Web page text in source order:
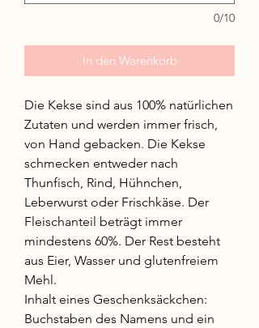
0/10
In den Warenkorb
Die Kekse sind aus 100% natürlichen
Zutaten und werden immer frisch,
von Hand gebacken. Die Kekse
schmecken entweder nach
Thunfisch, Rind, Hühnchen,
Leberwurst oder Frischkäse. Der
Fleischanteil beträgt immer
mindestens 60%. Der Rest besteht
aus Eier, Wasser und glutenfreiem
Mehl.
Inhalt eines Geschenksäckchen:
Buchstaben des Namens und ein